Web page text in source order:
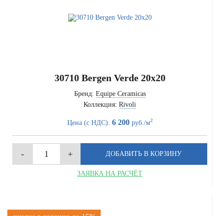
30710 Bergen Verde 20x20
Бренд: Equipe Ceramicas
Коллекция: Rivoli
Цена (с НДС): 6 200руб./м2
ЗАЯВКА НА РАСЧЁТ